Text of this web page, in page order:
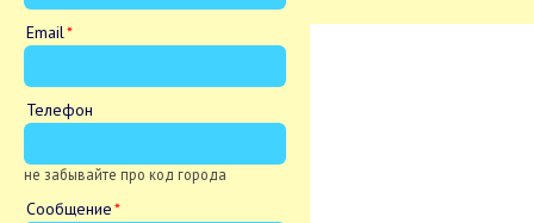
Email
Телефон
не забывайте про код города
Сообщение